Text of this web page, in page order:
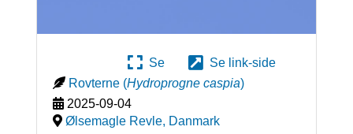
Se
Se link-side
Rovterne (Hydroprogne caspia)
2025-09-04
Ølsemagle Revle, Danmark